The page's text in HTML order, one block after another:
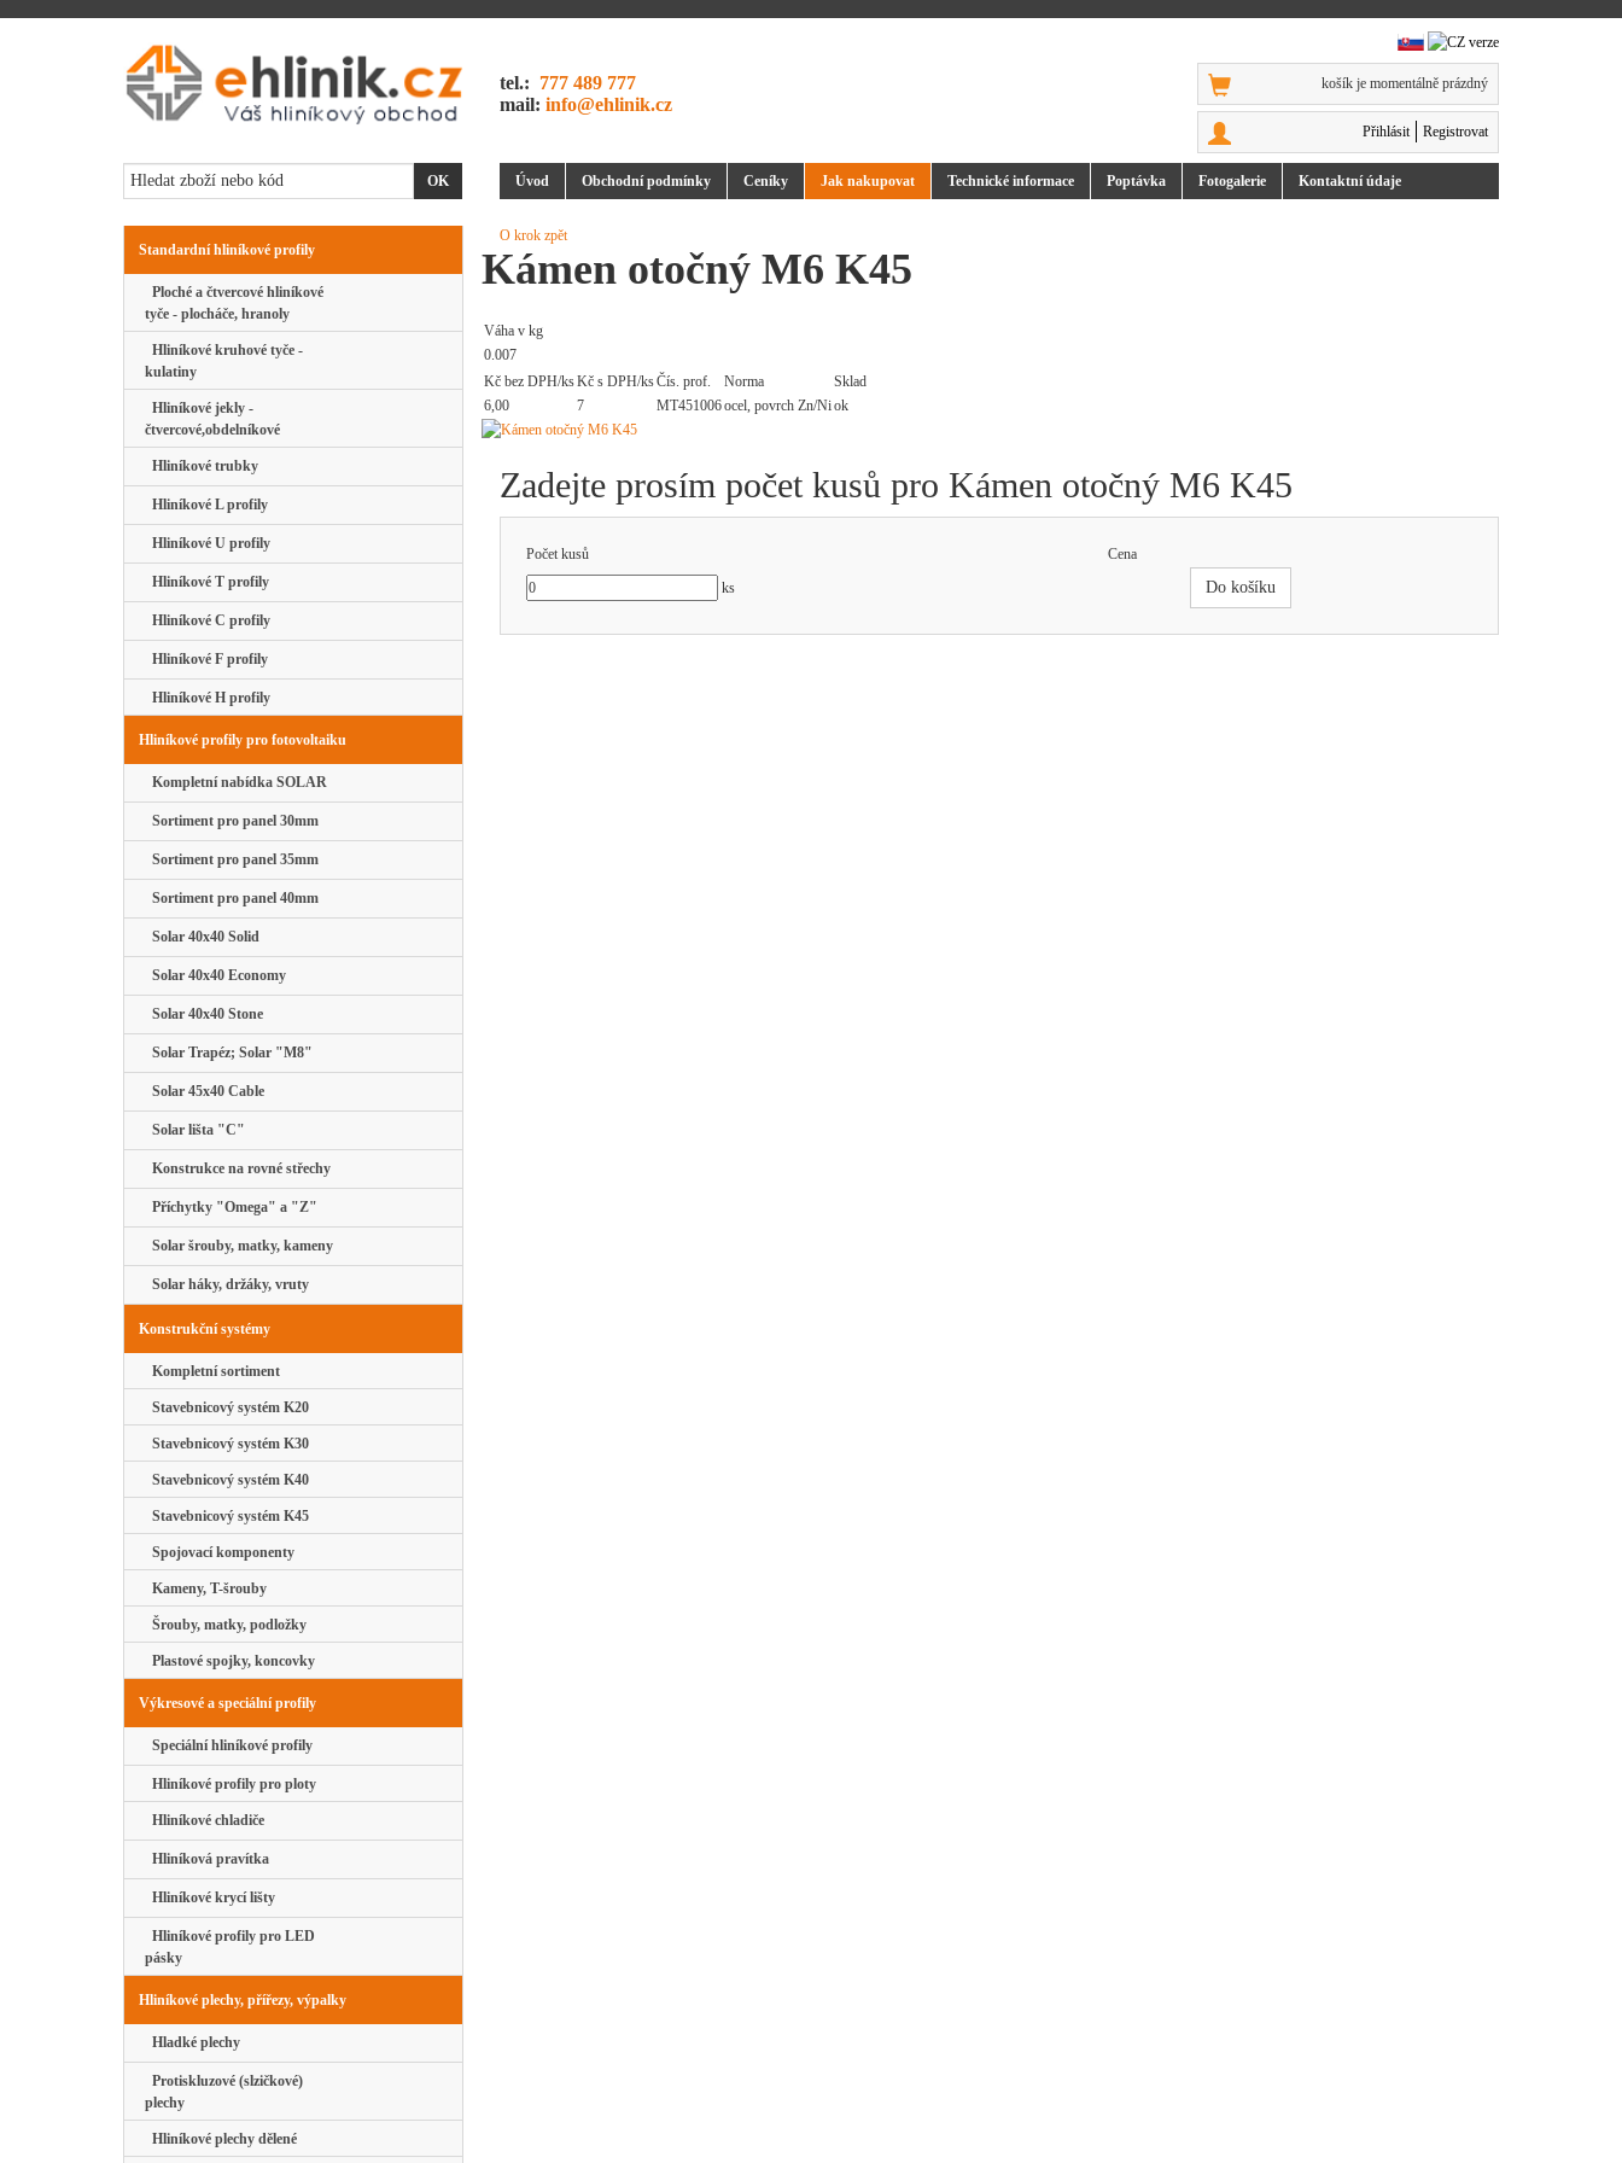
tel.: 777 489 777
mail: info@ehlinik.cz
košík je momentálně prázdný
Přihlásit Registrovat
Úvod Obchodní podmínky Ceníky Jak nakupovat Technické informace Poptávka Fotogalerie Kontaktní údaje
Standardní hliníkové profily
Ploché a čtvercové hliníkové
tyče - plocháče, hranoly
Hliníkové kruhové tyče -
kulatiny
Hliníkové jekly -
čtvercové,obdelníkové
Hliníkové trubky
Hliníkové L profily
Hliníkové U profily
Hliníkové T profily
Hliníkové C profily
Hliníkové F profily
Hliníkové H profily
Hliníkové profily pro fotovoltaiku
Kompletní nabídka SOLAR
Sortiment pro panel 30mm
Sortiment pro panel 35mm
Sortiment pro panel 40mm
Solar 40x40 Solid
Solar 40x40 Economy
Solar 40x40 Stone
Solar Trapéz; Solar "M8"
Solar 45x40 Cable
Solar lišta "C"
Konstrukce na rovné střechy
Příchytky "Omega" a "Z"
Solar šrouby, matky, kameny
Solar háky, držáky, vruty
Konstrukční systémy
Kompletní sortiment
Stavebnicový systém K20
Stavebnicový systém K30
Stavebnicový systém K40
Stavebnicový systém K45
Spojovací komponenty
Kameny, T-šrouby
Šrouby, matky, podložky
Plastové spojky, koncovky
Výkresové a speciální profily
Speciální hliníkové profily
Hliníkové profily pro ploty
Hliníkové chladiče
Hliníková pravítka
Hliníkové krycí lišty
Hliníkové profily pro LED
pásky
Hliníkové plechy, přířezy, výpalky
Hladké plechy
Protiskluzové (slzičkové)
plechy
Hliníkové plechy dělené
O krok zpět
Kámen otočný M6 K45
Váha v kg
0.007
Kč bez DPH/ksKč s DPH/ksČís. prof. Norma
Sklad
6,00
7 MT451006ocel, povrch Zn/Niok
Zadejte prosím počet kusů pro Kámen otočný M6 K45
Počet kusů
Cena
ks
Do košíku